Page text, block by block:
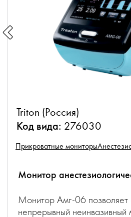
Triton (Россия)
Код вида: 276030
Прикроватные мониторы
Монитор
Монитор Амг-06 позволяет
непрерывный неинвазивный